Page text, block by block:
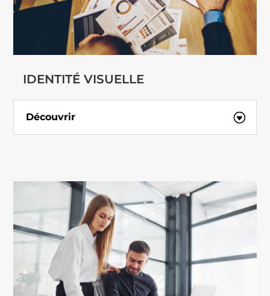
IDENTITÉ VISUELLE
Découvrir